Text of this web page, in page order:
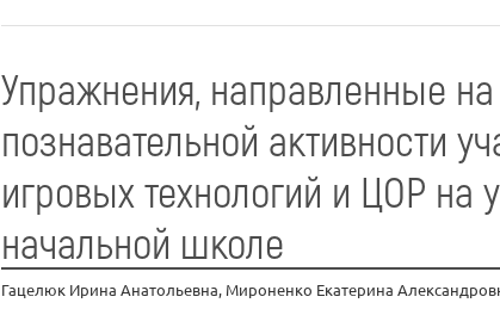
Упражнения, направленные
познавательной активности
игровых технологий и ЦОР на
начальной школе
Гацелюк Ирина Анатольевна, Мироненко Екатерина